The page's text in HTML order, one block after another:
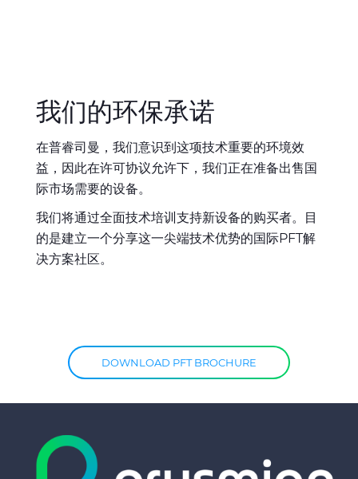
我们的环保承诺
在普睿司曼，我们意识到这项技术重要的环境效
益，因此在许可协议允许下，我们正在准备出售国
际市场需要的设备。
我们将通过全面技术培训支持新设备的购买者。目
的是建立一个分享这一尖端技术优势的国际PFT解
决方案社区。
DOWNLOAD PFT BROCHURE